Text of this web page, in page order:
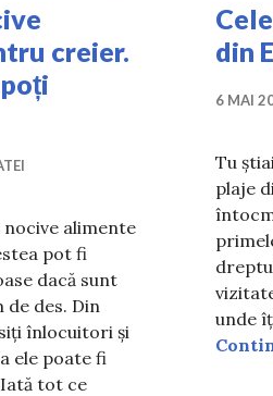
creier.
nocive alimente
pot fi
dacă sunt
des. Din
înlocuitori și
ele poate fi
tot ce
din
6 MAI
Tu
plaje
unde